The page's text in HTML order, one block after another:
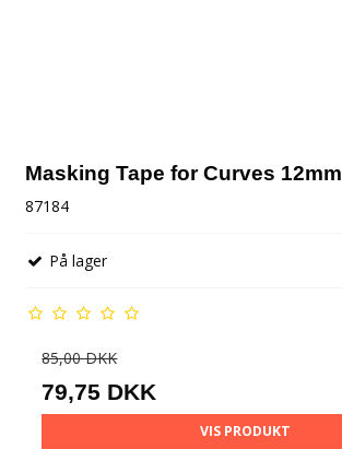
Masking Tape for Curves 12mm
87184
På lager
85,00 DKK
79,75 DKK
VIS PRODUKT